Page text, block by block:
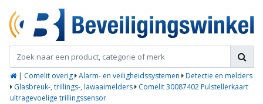
| Comelit overig Alarm- en veiligheidssystemen
Detectie en melders
Glasbreuk-, trillings-, lawaaimelders
Comelit 30087402 Pulstellerkaart
ultragevoelige trillingssensor